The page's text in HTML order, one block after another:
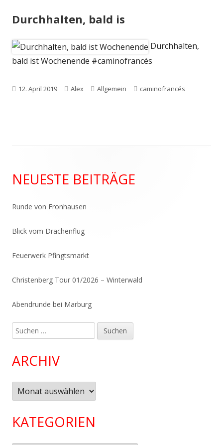
Durchhalten, bald is
Durchhalten,
bald ist Wochenende #caminofrancés
Veröffentlicht
12. April 2019 Autor
Alex Kategorien
Allgemein Schlagwörter
caminofrancés
Seitenleiste
NEUESTE BEITRÄGE
Runde von Fronhausen
Blick vom Drachenflug
Feuerwerk Pfingtsmarkt
Christenberg Tour 01/2026 – Winterwald
Abendrunde bei Marburg
Suchen
nach:
ARCHIV
Archiv
KATEGORIEN